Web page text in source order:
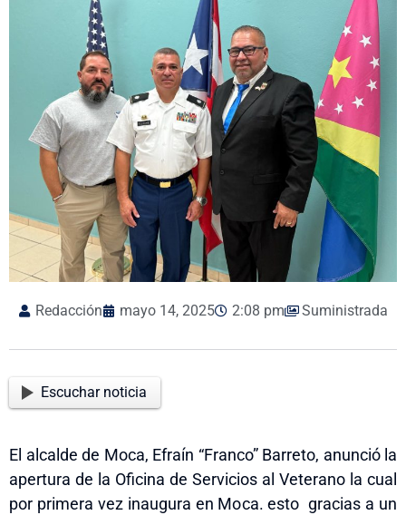
Redacción mayo 14, 2025 2:08 pm Suministrada
Escuchar noticia
El alcalde de Moca, Efraín “Franco” Barreto, anunció la
apertura de la Oficina de Servicios al Veterano la cual
por primera vez inaugura en Moca. esto gracias a un